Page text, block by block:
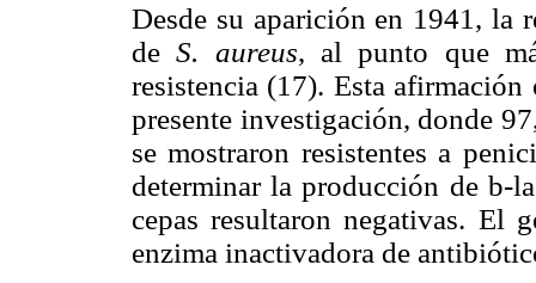
Desde su aparición en 1941, la
deS. aureus, al punto que
resistencia (17). Esta
presente investigación, donde
se mostraron resistentes a
determinar la producción de b-
cepas resultaron negativas. El
enzima inactivadora de